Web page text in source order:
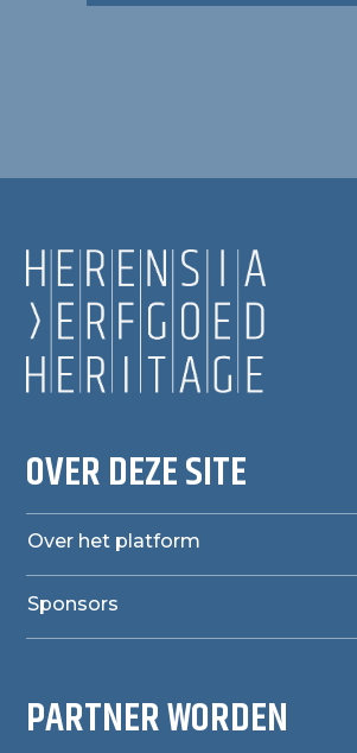
OVER DEZE SITE
Over het platform
Sponsors
PARTNER WORDEN